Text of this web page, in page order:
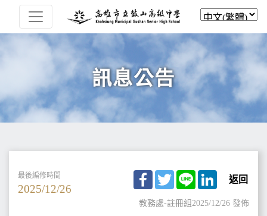
訊息公告
最後編修時間
2025/12/26
Facebook
TwitterLine LinkedIn
返回
教務處-註冊組2025/12/26 發佈